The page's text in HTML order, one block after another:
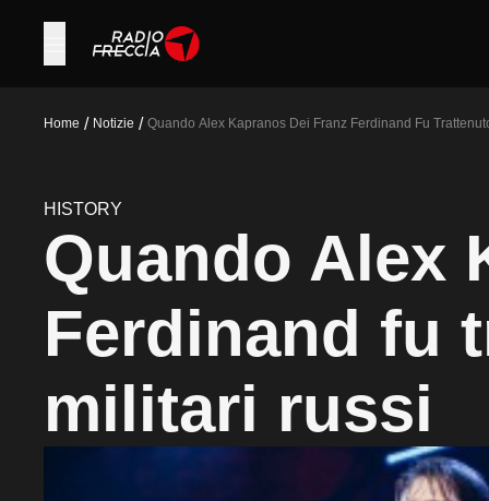
Home / Notizie / Quando Alex Kapranos Dei Franz Ferdinand Fu
HISTORY
Quando Alex
Ferdinand fu
militari russi